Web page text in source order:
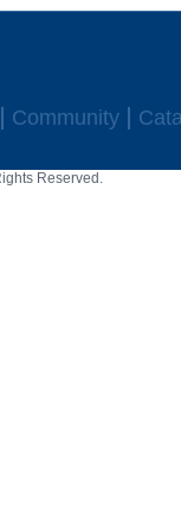
Community
Reserved.